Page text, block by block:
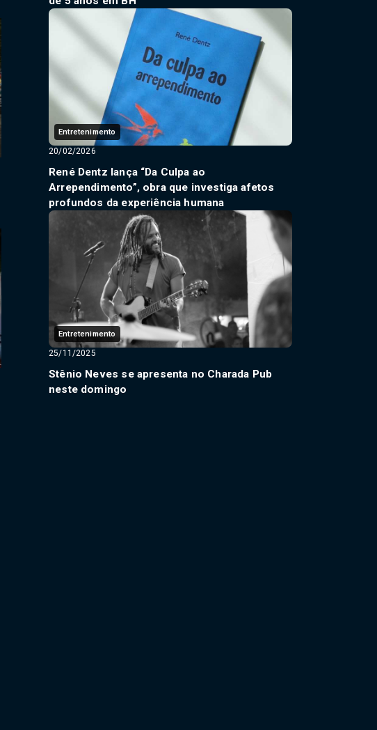
Entretenimento
20/02/2026
René Dentz lança “Da Culpa ao
Arrependimento”, obra que investiga afetos
profundos da experiência humana
Entretenimento
25/11/2025
Stênio Neves se apresenta no Charada Pub
neste domingo